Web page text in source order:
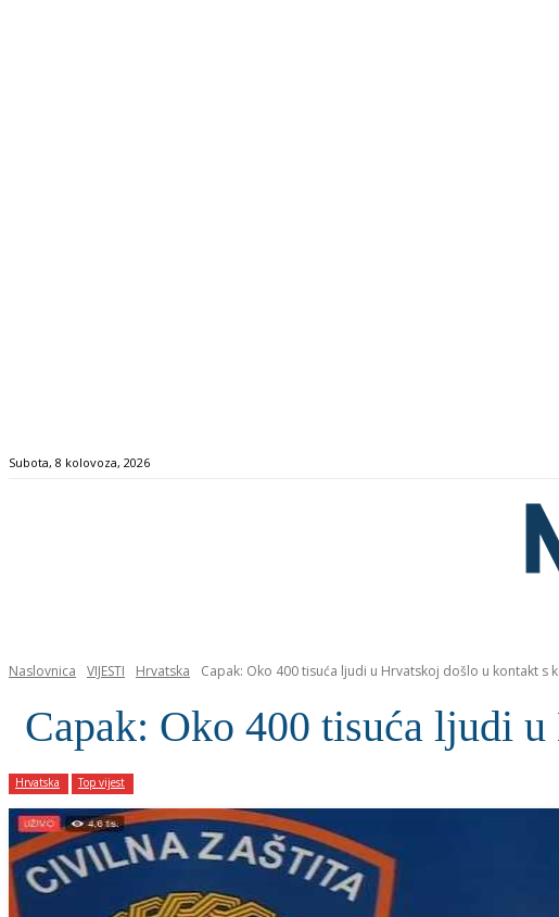
Subota, 8 kolovoza, 2026
Naslovnica VIJESTI Hrvatska Capak: Oko 400 tisuća ljudi u Hrvatskoj došlo u kontakt s
Capak: Oko 400 tisuća ljudi
Hrvatska Top vijest